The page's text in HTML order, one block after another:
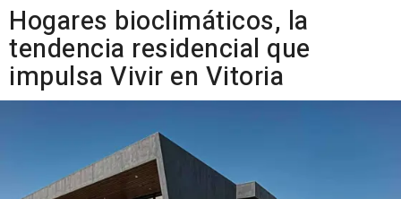
Hogares bioclimáticos, la
tendencia residencial que
impulsa Vivir en Vitoria